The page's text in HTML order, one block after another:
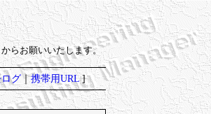
らお願いいたします。
グ｜携帯用URL]